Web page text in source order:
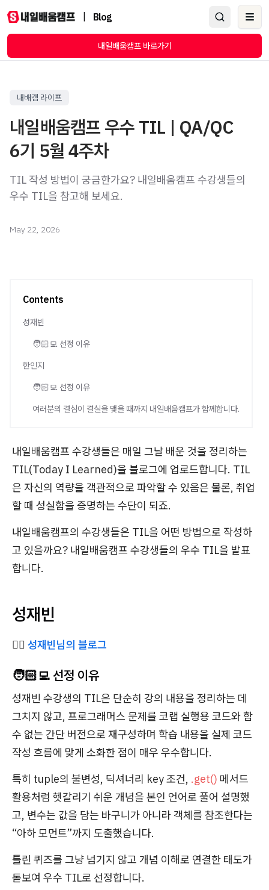
Blog
내일배움캠프 바로가기
내배캠 라이프
내일배움캠프 우수 TIL | QA/QC
6기 5월 4주차
TIL 작성 방법이 궁금한가요? 내일배움캠프 수강생들의
우수 TIL을 참고해 보세요.
May 22, 2026
Contents
성재빈
🧑🏻‍💻 선정 이유
한인지
🧑🏻‍💻 선정 이유
여러분의 결심이 결실을 맺을 때까지 내일배움캠프가 함께합니다.
내일배움캠프 수강생들은 매일 그날 배운 것을 정리하는
TIL(Today I Learned)을 블로그에 업로드합니다. TIL
은 자신의 역량을 객관적으로 파악할 수 있음은 물론, 취업
할 때 성실함을 증명하는 수단이 되죠.
내일배움캠프의 수강생들은 TIL을 어떤 방법으로 작성하
고 있을까요? 내일배움캠프 수강생들의 우수 TIL을 발표
합니다.
성재빈
✍🏻 성재빈님의 블로그
🧑🏻‍💻 선정 이유
성재빈 수강생의 TIL은 단순히 강의 내용을 정리하는 데
그치지 않고, 프로그래머스 문제를 코랩 실행용 코드와 함
수 없는 간단 버전으로 재구성하며 학습 내용을 실제 코드
작성 흐름에 맞게 소화한 점이 매우 우수합니다.
특히 tuple의 불변성, 딕셔너리 key 조건, .get() 메서드
활용처럼 헷갈리기 쉬운 개념을 본인 언어로 풀어 설명했
고, 변수는 값을 담는 바구니가 아니라 객체를 참조한다는
“아하 모먼트”까지 도출했습니다.
틀린 퀴즈를 그냥 넘기지 않고 개념 이해로 연결한 태도가
돋보여 우수 TIL로 선정합니다.